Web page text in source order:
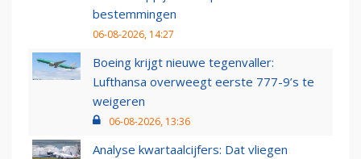
bestemmingen
06-08-2026, 14:27
Boeing krijgt nieuwe tegenvaller:
Lufthansa overweegt eerste 777-9’s te
weigeren
06-08-2026, 13:36
Analyse kwartaalcijfers: Dat vliegen